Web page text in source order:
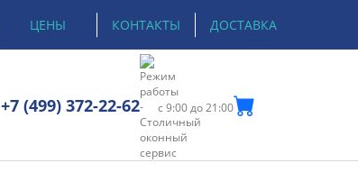
ЦЕНЫ КОНТАКТЫ ДОСТАВКА
+7 (499) 372-22-62 с 9:00 до 21:00